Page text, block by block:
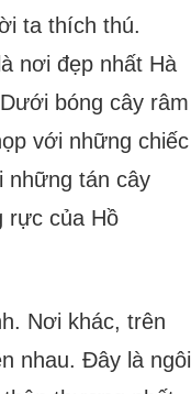
ta thích thú.
nơi đẹp nhất Hà
bóng cây râm
với những chiếc
những tán cây
rực của Hồ
Nơi khác, trên
nhau. Đây là ngôi